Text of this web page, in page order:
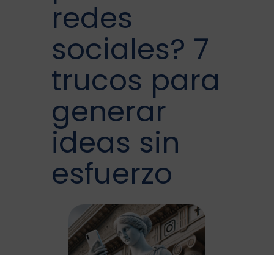
redes
sociales? 7
trucos para
generar
ideas sin
esfuerzo